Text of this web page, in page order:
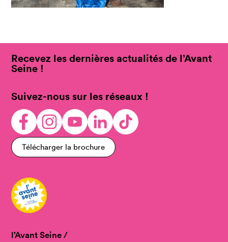
Recevez les dernières actualités de l’Avant
Seine !
Suivez-nous sur les réseaux !
Télécharger la brochure
l’Avant Seine /